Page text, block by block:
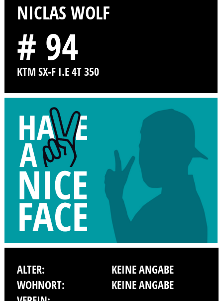
NICLAS WOLF
# 94
KTM SX-F I.E 4T 350
ALTER:
KEINE ANGABE
WOHNORT:
KEINE ANGABE